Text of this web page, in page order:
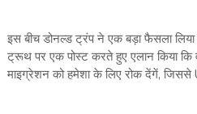
इस बीच डोनल्ड ट्रंप ने एक बड़ा फैसला लिया
ट्रूथ पर एक पोस्ट करते हुए एलान किया कि
माइग्रेशन को हमेशा के लिए रोक देंगें, जिससे